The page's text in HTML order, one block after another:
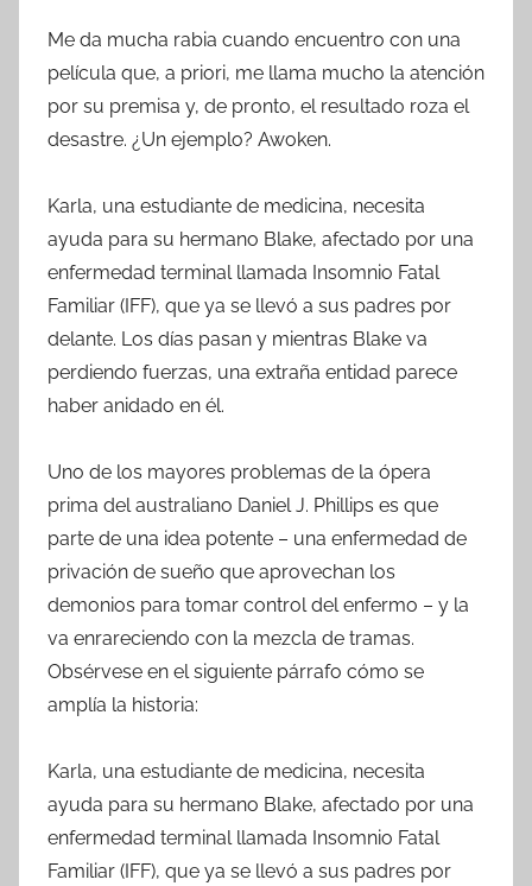
Me da mucha rabia cuando encuentro con una
película que, a priori, me llama mucho la atención
por su premisa y, de pronto, el resultado roza el
desastre. ¿Un ejemplo? Awoken.
Karla, una estudiante de medicina, necesita
ayuda para su hermano Blake, afectado por una
enfermedad terminal llamada Insomnio Fatal
Familiar (IFF), que ya se llevó a sus padres por
delante. Los días pasan y mientras Blake va
perdiendo fuerzas, una extraña entidad parece
haber anidado en él.
Uno de los mayores problemas de la ópera
prima del australiano Daniel J. Phillips es que
parte de una idea potente – una enfermedad de
privación de sueño que aprovechan los
demonios para tomar control del enfermo – y la
va enrareciendo con la mezcla de tramas.
Obsérvese en el siguiente párrafo cómo se
amplía la historia:
Karla, una estudiante de medicina, necesita
ayuda para su hermano Blake, afectado por una
enfermedad terminal llamada Insomnio Fatal
Familiar (IFF), que ya se llevó a sus padres por